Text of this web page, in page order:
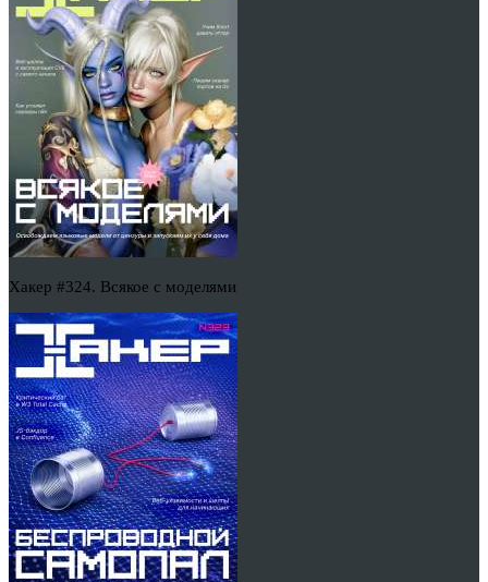
Хакер #324. Всякое с моделями